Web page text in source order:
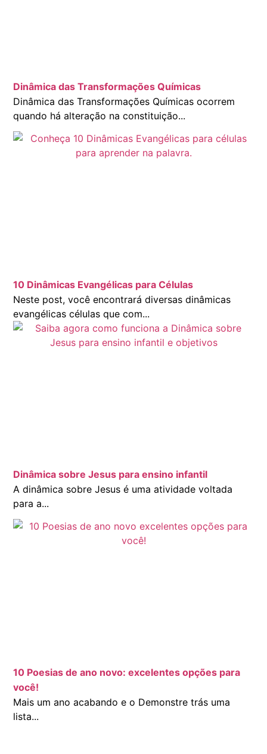
Dinâmica das Transformações Químicas
Dinâmica das Transformações Químicas ocorrem
quando há alteração na constituição...
10 Dinâmicas Evangélicas para Células
Neste post, você encontrará diversas dinâmicas
evangélicas células que com...
Dinâmica sobre Jesus para ensino infantil
A dinâmica sobre Jesus é uma atividade voltada
para a...
10 Poesias de ano novo: excelentes opções para
você!
Mais um ano acabando e o Demonstre trás uma
lista...